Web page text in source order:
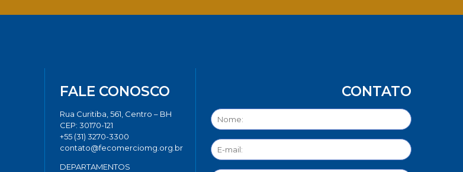
FALE CONOSCO
Rua Curitiba, 561, Centro – BH
CEP: 30170-121
+55 (31) 3270-3300
contato@fecomerciomg.org.br
DEPARTAMENTOS
CONTATO